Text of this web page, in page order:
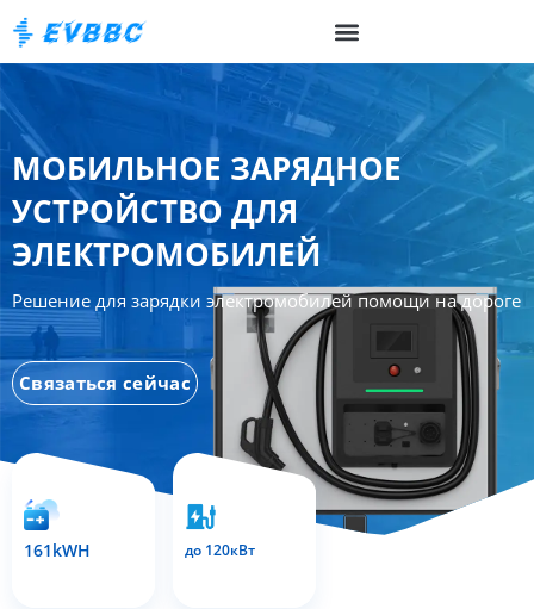
МОБИЛЬНОЕ ЗАРЯДНОЕ
УСТРОЙСТВО ДЛЯ
ЭЛЕКТРОМОБИЛЕЙ
Решение для зарядки электромобилей помощи на дороге
Связаться сейчас
161kWH до 120кВт